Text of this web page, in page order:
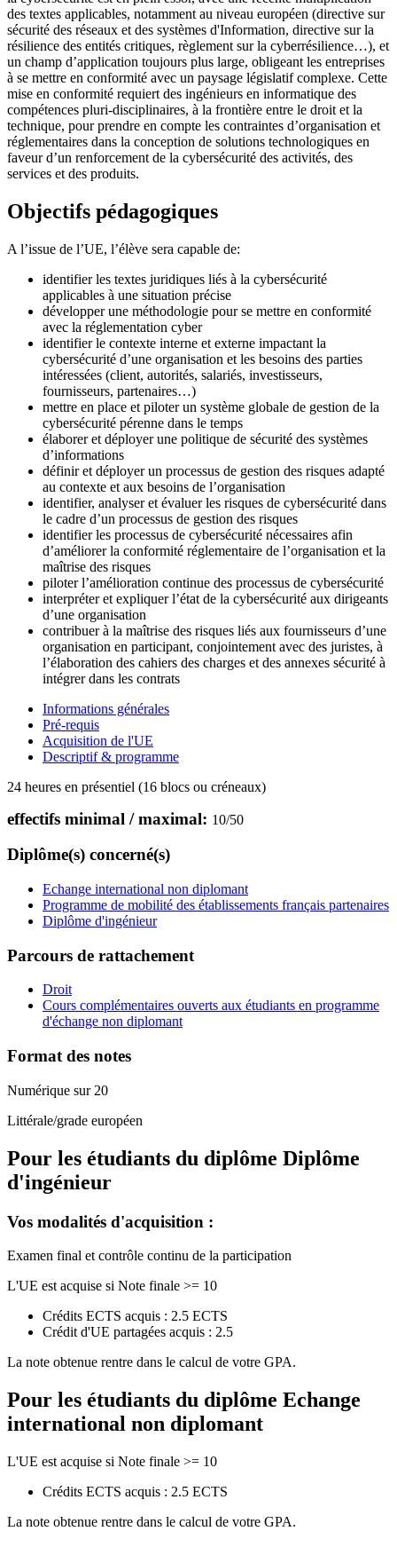
des textes applicables, notamment au niveau européen (directive sur
sécurité des réseaux et des systèmes d'Information, directive sur la
résilience des entités critiques, règlement sur la cyberrésilience…), et
un champ d’application toujours plus large, obligeant les entreprises
à se mettre en conformité avec un paysage législatif complexe. Cette
mise en conformité requiert des ingénieurs en informatique des
compétences pluri-disciplinaires, à la frontière entre le droit et la
technique, pour prendre en compte les contraintes d’organisation et
réglementaires dans la conception de solutions technologiques en
faveur d’un renforcement de la cybersécurité des activités, des
services et des produits.
Objectifs pédagogiques
A l’issue de l’UE, l’élève sera capable de:
identifier les textes juridiques liés à la cybersécurité
applicables à une situation précise
développer une méthodologie pour se mettre en conformité
avec la réglementation cyber
identifier le contexte interne et externe impactant la
cybersécurité d’une organisation et les besoins des parties
intéressées (client, autorités, salariés, investisseurs,
fournisseurs, partenaires…)
mettre en place et piloter un système globale de gestion de la
cybersécurité pérenne dans le temps
élaborer et déployer une politique de sécurité des systèmes
d’informations
définir et déployer un processus de gestion des risques adapté
au contexte et aux besoins de l’organisation
identifier, analyser et évaluer les risques de cybersécurité dans
le cadre d’un processus de gestion des risques
identifier les processus de cybersécurité nécessaires afin
d’améliorer la conformité réglementaire de l’organisation et la
maîtrise des risques
piloter l’amélioration continue des processus de cybersécurité
interpréter et expliquer l’état de la cybersécurité aux dirigeants
d’une organisation
contribuer à la maîtrise des risques liés aux fournisseurs d’une
organisation en participant, conjointement avec des juristes, à
l’élaboration des cahiers des charges et des annexes sécurité à
intégrer dans les contrats
Informations générales
Pré-requis
Acquisition de l'UE
Descriptif & programme
24 heures en présentiel (16 blocs ou créneaux)
effectifs minimal / maximal: 10/50
Diplôme(s) concerné(s)
Echange international non diplomant
Programme de mobilité des établissements français partenaires
Diplôme d'ingénieur
Parcours de rattachement
Droit
Cours complémentaires ouverts aux étudiants en programme
d'échange non diplomant
Format des notes
Numérique sur 20
Littérale/grade européen
Pour les étudiants du diplôme Diplôme
d'ingénieur
Vos modalités d'acquisition :
Examen final et contrôle continu de la participation
L'UE est acquise si Note finale >= 10
Crédits ECTS acquis : 2.5 ECTS
Crédit d'UE partagées acquis : 2.5
La note obtenue rentre dans le calcul de votre GPA.
Pour les étudiants du diplôme Echange
international non diplomant
L'UE est acquise si Note finale >= 10
Crédits ECTS acquis : 2.5 ECTS
La note obtenue rentre dans le calcul de votre GPA.